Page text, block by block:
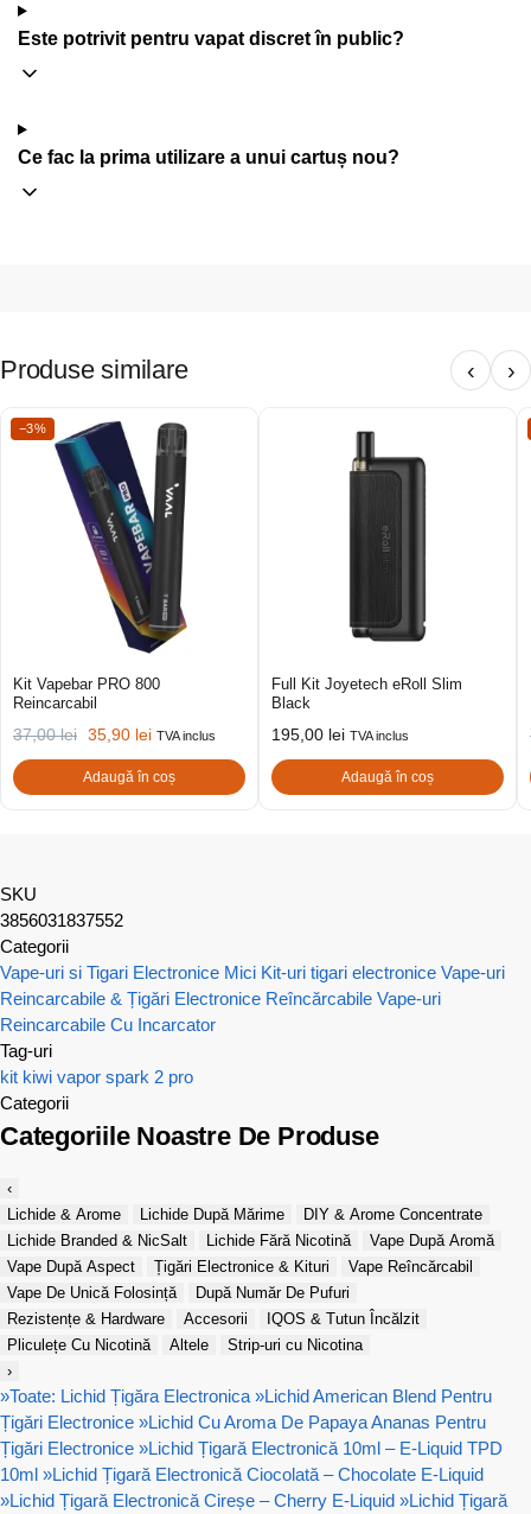
Este potrivit pentru vapat discret în public?
Ce fac la prima utilizare a unui cartuș nou?
Produse similare ‹ ›
−3%
Kit Vapebar PRO 800
Reincarcabil
37,00lei 35,90 lei TVA inclus
Adaugă în coș
Full Kit Joyetech eRoll Slim
Black
195,00 lei TVA inclus
Adaugă în coș
SKU
3856031837552
Categorii
Vape-uri si Tigari Electronice Mici Kit-uri tigari electronice Vape-uri
Reincarcabile & Țigări Electronice Reîncărcabile Vape-uri
Reincarcabile Cu Incarcator
Tag-uri
kit kiwi vapor spark 2 pro
Categorii
Categoriile Noastre De Produse
‹
Lichide & Arome
Lichide După Mărime
DIY & Arome Concentrate
Lichide Branded & NicSalt
Lichide Fără Nicotină
Vape După Aromă
Vape După Aspect
Țigări Electronice & Kituri
Vape Reîncărcabil
Vape De Unică Folosință
După Număr De Pufuri
Rezistențe & Hardware
Accesorii
IQOS & Tutun Încălzit
Pliculețe Cu Nicotină
Altele
Strip-uri cu Nicotina
›
»Toate: Lichid Țigăra Electronica »Lichid American Blend Pentru
Țigări Electronice »Lichid Cu Aroma De Papaya Ananas Pentru
Țigări Electronice »Lichid Țigară Electronică 10ml – E-Liquid TPD
10ml »Lichid Țigară Electronică Ciocolată – Chocolate E-Liquid
»Lichid Țigară Electronică Cireșe – Cherry E-Liquid »Lichid Țigară